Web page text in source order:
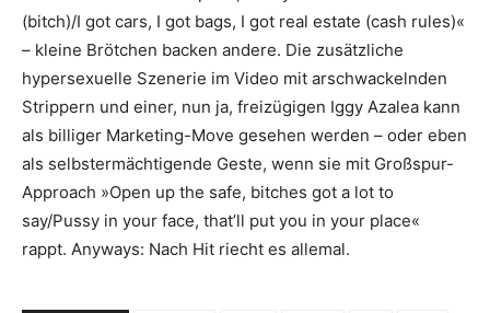
(bitch)/I got cars, I got bags, I got real estate (cash rules)«
– kleine Brötchen backen andere. Die zusätzliche
hypersexuelle Szenerie im Video mit arschwackelnden
Strippern und einer, nun ja, freizügigen Iggy Azalea kann
als billiger Marketing-Move gesehen werden – oder eben
als selbstermächtigende Geste, wenn sie mit Großspur-
Approach »Open up the safe, bitches got a lot to
say/Pussy in your face, that’ll put you in your place«
rappt. Anyways: Nach Hit riecht es allemal.